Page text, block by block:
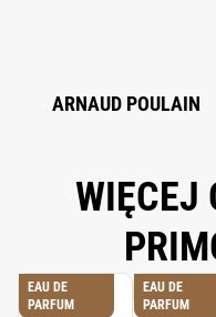
ARNAUD POULAIN
WIĘCEJ
EAU DE
PARFUM
EAU DE
PARFUM